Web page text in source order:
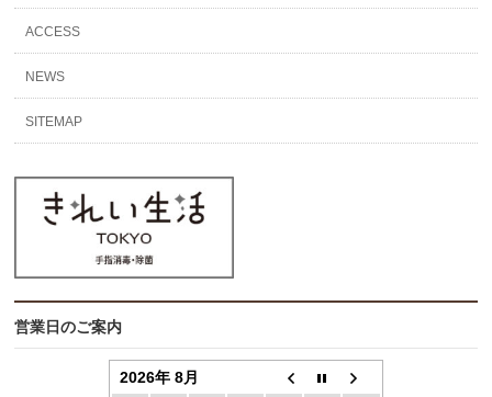
ACCESS
NEWS
SITEMAP
営業日のご案内
2026年 8月